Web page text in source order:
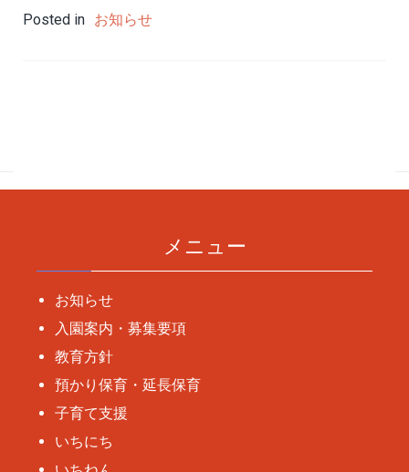
Posted in お知らせ
ビ
シ
ョ
ン
メニュー
お知らせ
入園案内・募集要項
教育方針
預かり保育・延長保育
子育て支援
いちにち